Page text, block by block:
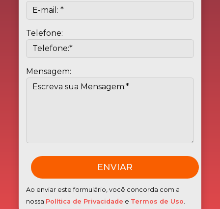
Telefone:
Mensagem:
ENVIAR
Ao enviar este formulário, você concorda com a
nossa Política de Privacidade e Termos de Uso